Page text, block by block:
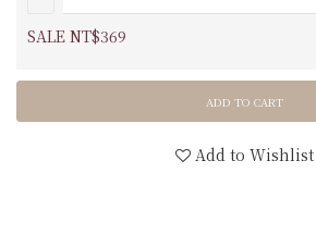
SALE NT$369
ADD TO CART
Add to Wishlist